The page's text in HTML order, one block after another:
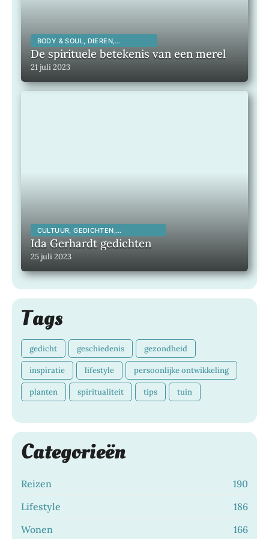
BODY & SOUL, DIEREN,
SPIRITUALITEIT,
De spirituele betekenis van een merel
21 juli 2023
CULTUUR, GEDICHTEN,
INSPIRERENDE KUNSTENAARS,
INSPIRERENDE MENSEN,
LITERATUUR, MAATSCHAPPELIJK,
Ida Gerhardt gedichten
25 juli 2023
Tags
gedicht geschiedenis gezondheid
inspiratie lifestyle persoonlijke ontwikkeling
planten spiritualiteit tips tuin
Categorieën
Reizen
190
Lifestyle
186
Wonen
166